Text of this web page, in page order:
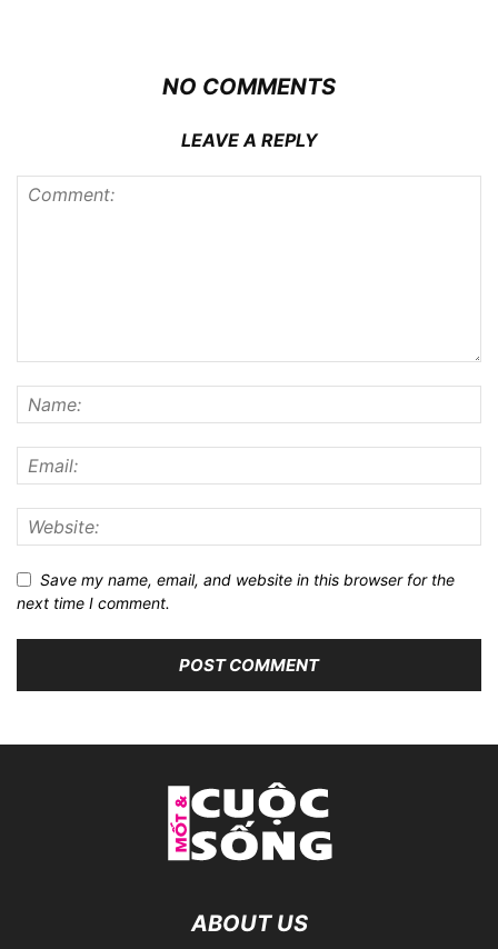
NO COMMENTS
LEAVE A REPLY
Save my name, email, and website in this browser for the
next time I comment.
ABOUT US